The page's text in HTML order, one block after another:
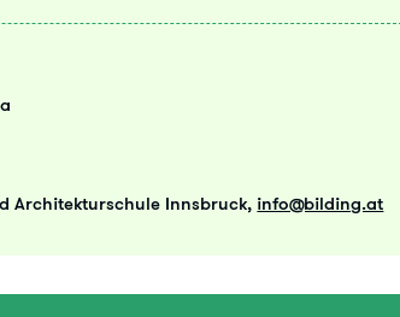
Architekturschule Innsbruck, info@bilding.at